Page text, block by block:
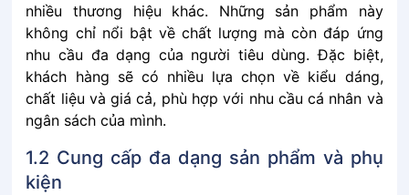
nhiều͏͏ thương͏͏ hiệu͏͏ khác.͏͏ Những͏͏ sản͏͏ phẩm͏͏ này͏͏
không͏͏ chỉ͏͏ nổi͏͏ bật͏͏ về͏͏ chất͏͏ lượng͏͏ mà͏͏ còn͏͏ đáp͏͏ ứng͏͏
nhu͏͏ cầu͏͏ đa͏͏ dạng͏͏ của͏͏ người͏͏ tiêu͏͏ dùng.͏͏ Đặc͏͏ biệt,͏͏
khách͏͏ hàng͏͏ sẽ͏͏ có͏͏ nhiều͏͏ lựa͏͏ chọn͏͏ về͏͏ kiểu͏͏ dáng,͏͏
chất͏͏ liệu͏͏ và͏͏ giá͏͏ cả,͏͏ phù͏͏ hợp͏͏ với͏͏ nhu͏͏ cầu͏͏ cá͏͏ nhân͏͏ và͏͏
ngân͏͏ sách͏͏ của͏͏ mình.
1.2 Cung͏͏ cấp͏͏ đa͏͏ dạng͏͏ sản͏͏ phẩm͏͏ và͏͏ phụ͏͏
kiện